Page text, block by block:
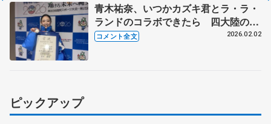
青木祐奈、いつかカズキ君とラ・ラ・
ランドのコラボできたら 四大陸のタ
イトルが重圧に「坂本花織ちゃんは本
コメント全文 2026.02.02
ピックアップ